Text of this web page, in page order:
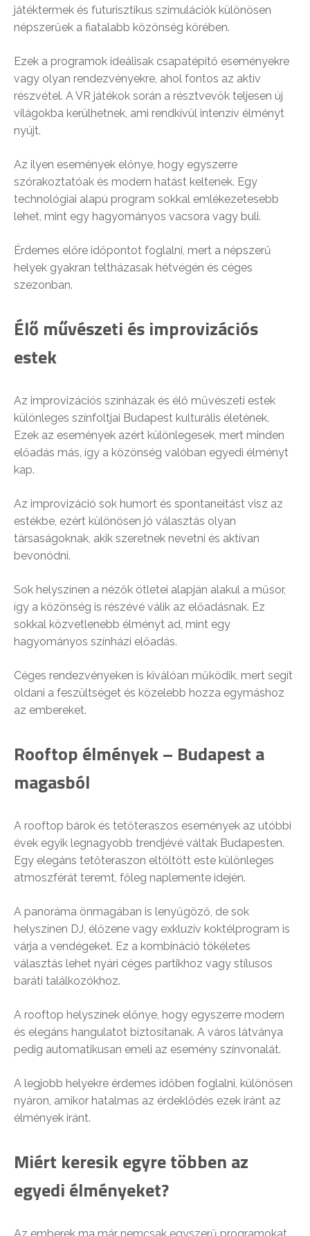
játéktermek és futurisztikus szimulációk különösen
népszerűek a fiatalabb közönség körében.
Ezek a programok ideálisak csapatépítő eseményekre
vagy olyan rendezvényekre, ahol fontos az aktív
részvétel. A VR játékok során a résztvevők teljesen új
világokba kerülhetnek, ami rendkívül intenzív élményt
nyújt.
Az ilyen események előnye, hogy egyszerre
szórakoztatóak és modern hatást keltenek. Egy
technológiai alapú program sokkal emlékezetesebb
lehet, mint egy hagyományos vacsora vagy buli.
Érdemes előre időpontot foglalni, mert a népszerű
helyek gyakran teltházasak hétvégén és céges
szezonban.
Élő művészeti és improvizációs
estek
Az improvizációs színházak és élő művészeti estek
különleges színfoltjai Budapest kulturális életének.
Ezek az események azért különlegesek, mert minden
előadás más, így a közönség valóban egyedi élményt
kap.
Az improvizáció sok humort és spontaneitást visz az
estékbe, ezért különösen jó választás olyan
társaságoknak, akik szeretnek nevetni és aktívan
bevonódni.
Sok helyszínen a nézők ötletei alapján alakul a műsor,
így a közönség is részévé válik az előadásnak. Ez
sokkal közvetlenebb élményt ad, mint egy
hagyományos színházi előadás.
Céges rendezvényeken is kiválóan működik, mert segít
oldani a feszültséget és közelebb hozza egymáshoz
az embereket.
Rooftop élmények – Budapest a
magasból
A rooftop bárok és tetőteraszos események az utóbbi
évek egyik legnagyobb trendjévé váltak Budapesten.
Egy elegáns tetőteraszon eltöltött este különleges
atmoszférát teremt, főleg naplemente idején.
A panoráma önmagában is lenyűgöző, de sok
helyszínen DJ, élőzene vagy exkluzív koktélprogram is
várja a vendégeket. Ez a kombináció tökéletes
választás lehet nyári céges partikhoz vagy stílusos
baráti találkozókhoz.
A rooftop helyszínek előnye, hogy egyszerre modern
és elegáns hangulatot biztosítanak. A város látványa
pedig automatikusan emeli az esemény színvonalát.
A legjobb helyekre érdemes időben foglalni, különösen
nyáron, amikor hatalmas az érdeklődés ezek iránt az
élmények iránt.
Miért keresik egyre többen az
egyedi élményeket?
Az emberek ma már nemcsak egyszerű programokat